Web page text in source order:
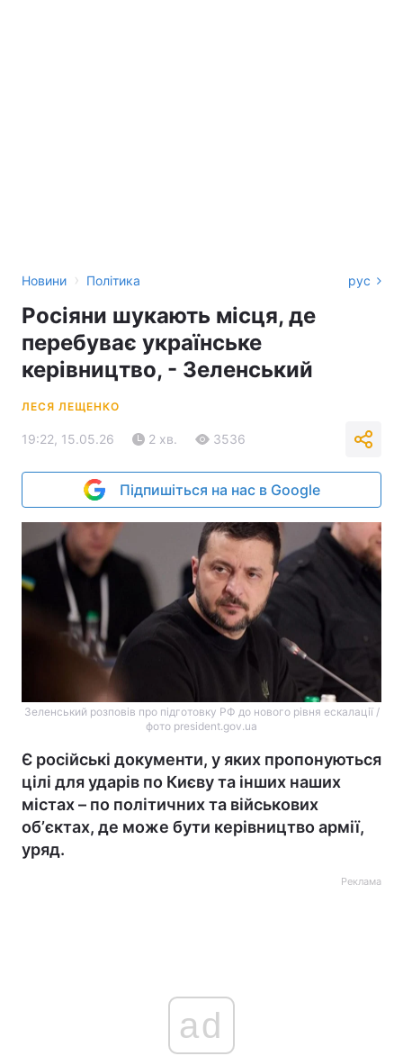
Новини › Політика рус
Росіяни шукають місця, де
перебуває українське
керівництво, - Зеленський
ЛЕСЯ ЛЕЩЕНКО
19:22, 15.05.26 2 хв. 3536
Підпишіться на нас в Google
Зеленський розповів про підготовку РФ до нового рівня ескалації /
фото president.gov.ua
Є російські документи, у яких пропонуються
цілі для ударів по Києву та інших наших
містах – по політичних та військових
обʼєктах, де може бути керівництво армії,
уряд.
Реклама
ad